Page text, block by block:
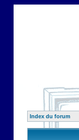
Index du forum